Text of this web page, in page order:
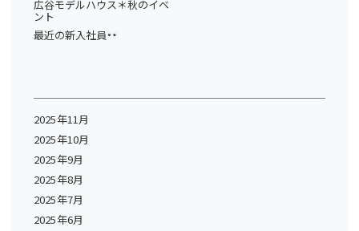
広谷モデルハウス＊秋のイベ
ント
最近の新入社員
2025年11月
2025年10月
2025年9月
2025年8月
2025年7月
2025年6月